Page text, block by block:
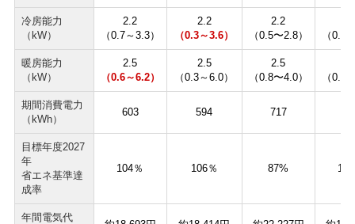
冷房能力
（kW）
2.2
（0.7～3.3）
2.2
（0.3～3.6）
2.2
（0.5〜2.8）
（0.6
暖房能力
（kW）
2.5
（0.6～6.2）
2.5
（0.3～6.0）
2.5
（0.8〜4.0）
（0.6
期間消費電力
（kWh）
603 594 717
目標年度2027
年
省エネ基準達
成率
104％ 106％ 87%
年間電気代